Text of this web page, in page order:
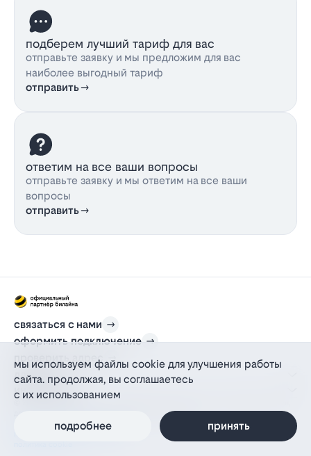
подберем лучший тариф для вас
отправьте заявку и мы предложим для вас
наиболее выгодный тариф
отправить
ответим на все ваши вопросы
отправьте заявку и мы ответим на все ваши
вопросы
отправить
связаться с нами
оформить подключение
проверить адрес
для дома
информация
действующий на основании агентского договора
политика персональных данных
политика конфиденциальности
мы используем файлы cookie для улучшения работы
сайта. продолжая, вы соглашаетесь
с их использованием
подробнее принять